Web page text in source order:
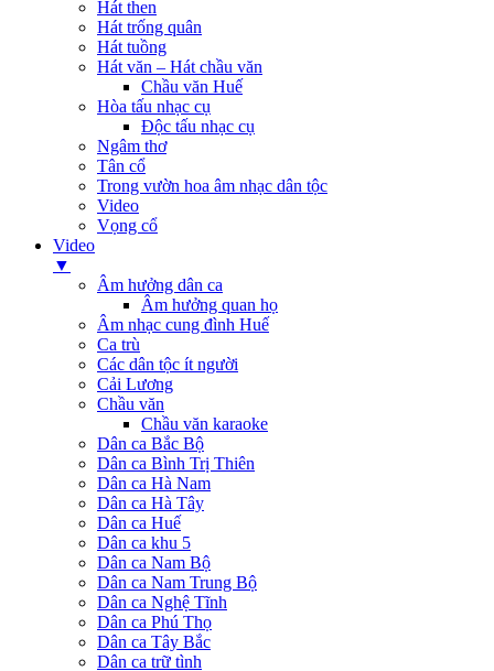
Hát then
Hát trống quân
Hát tuồng
Hát văn – Hát chầu văn
Chầu văn Huế
Hòa tấu nhạc cụ
Độc tấu nhạc cụ
Ngâm thơ
Tân cổ
Trong vườn hoa âm nhạc dân tộc
Video
Vọng cổ
Video
▼
Âm hưởng dân ca
Âm hưởng quan họ
Âm nhạc cung đình Huế
Ca trù
Các dân tộc ít người
Cải Lương
Chầu văn
Chầu văn karaoke
Dân ca Bắc Bộ
Dân ca Bình Trị Thiên
Dân ca Hà Nam
Dân ca Hà Tây
Dân ca Huế
Dân ca khu 5
Dân ca Nam Bộ
Dân ca Nam Trung Bộ
Dân ca Nghệ Tĩnh
Dân ca Phú Thọ
Dân ca Tây Bắc
Dân ca trữ tình